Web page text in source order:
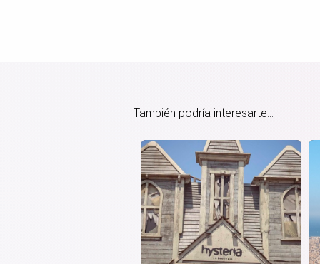
También podría interesarte...